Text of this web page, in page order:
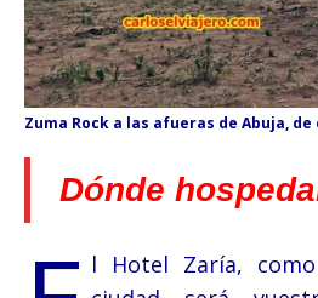
Zuma Rock a las afueras de Abuja,
Dónde
l Hotel Zaría,